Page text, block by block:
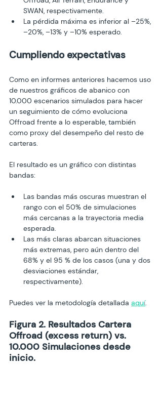
SWAN, respectivamente.
La pérdida máxima es inferior al –25%,
–20%, –13% y –10% esperado.
Cumpliendo expectativas
Como en informes anteriores hacemos uso
de nuestros gráficos de abanico con
10.000 escenarios simulados para hacer
un seguimiento de cómo evoluciona
Offroad frente a lo esperable, también
como proxy del desempeño del resto de
carteras.
El resultado es un gráfico con distintas
bandas:
Las bandas más oscuras muestran el
rango con el 50% de simulaciones
más cercanas a la trayectoria media
esperada.
Las más claras abarcan situaciones
más extremas, pero aún dentro del
68% y el 95 % de los casos (una y dos
desviaciones estándar,
respectivamente).
Puedes ver la metodología detallada aquí.
Figura 2. Resultados Cartera
Offroad (excess return) vs.
10.000 Simulaciones desde
inicio.